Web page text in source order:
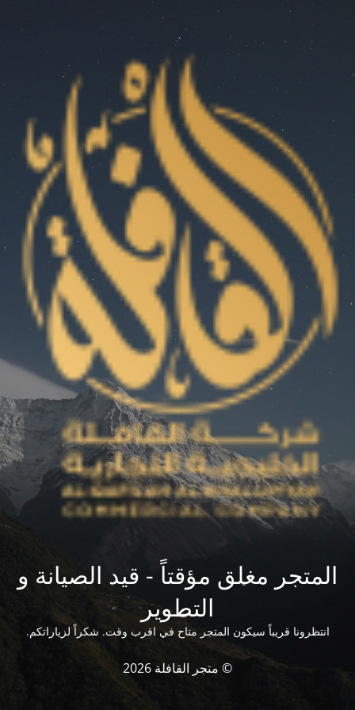
المتجر مغلق مؤقتاً - قيد الصيانة و
التطوير
انتظرونا قريباً سيكون المتجر متاح في اقرب وقت. شكراً لزياراتكم.
© متجر القافلة 2026